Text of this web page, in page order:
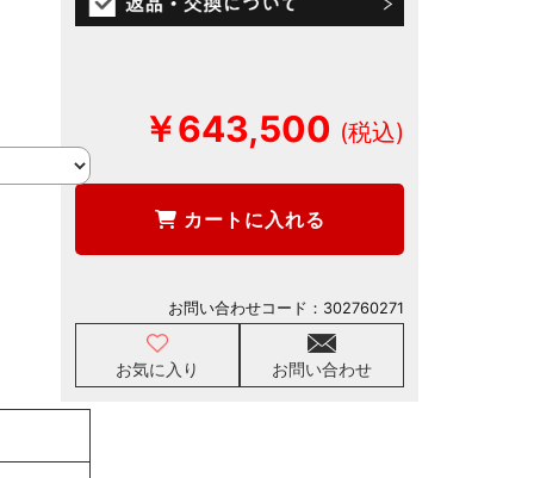
￥643,500
カートに入れる
お気に入り お問い合わせ
お問い合わせコード： 302760271